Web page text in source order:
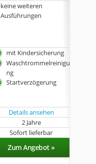
keine weiteren
Ausführungen
mit Kindersicherung
Waschtrommelreinigu
ng
Startverzögerung
Details ansehen
2 Jahre
Sofort lieferbar
Zum Angebot »